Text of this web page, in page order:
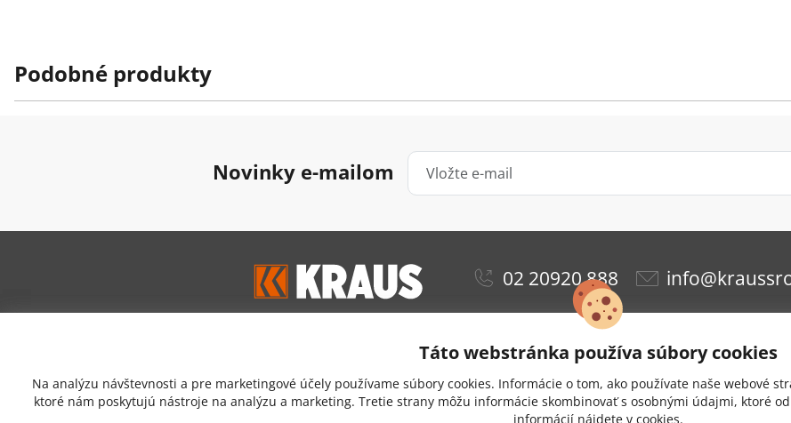
Podobné produkty
Novinky e-mailom
02 20920 888
4,7
Doprava a platba
Odstúpenie od zmluvy
Nastavenie cookies
Kontakt
Táto webstránka používa súbory cookies
Na analýzu návštevnosti a pre marketingové účely používame súbory cookies. Informácie o tom, ako používate naše webové
ktoré nám poskytujú nástroje na analýzu a marketing. Tretie strany môžu informácie skombinovať s osobnými údajmi, ktoré
informácií nájdete v cookies.